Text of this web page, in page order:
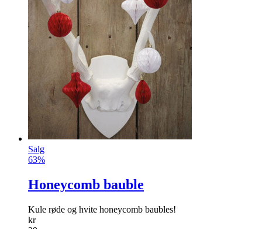
Salg
63%
Honeycomb bauble
Kule røde og hvite honeycomb baubles!
kr